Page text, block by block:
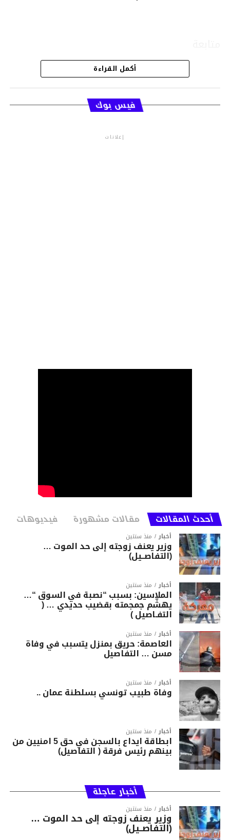
قسم الاخبار
أكمل القراءة
فيس بوك
إعلانات
أحدث المقالات مقالات مشهورة فيديوهات
أخبار منذ سنتين
وزير يعنف زوجته إلى حد الموت …
(التفاصــيل)
أخبار منذ سنتين
الملاسين: بسبب “نصبة في السوق “…
يهشّم جمجمته بقضيب حديدي … (
التفـاصيل )
أخبار منذ سنتين
العاصمة: حريق بمنزل يتسبب في وفاة
مسن … التفاصيل
أخبار منذ سنتين
وفاة طبيب تونسي بسلطنة عمان ..
أخبار منذ سنتين
ابطاقة ايداع بالسجن في حق 5 امنيين من
بينهم رئيس فرقة ( التفاصيل)
أخبار عاجلة
أخبار منذ سنتين
وزير يعنف زوجته إلى حد الموت …
(التفاصــيل)